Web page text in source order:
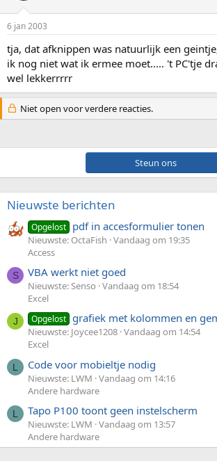
s
t
a
r
t
e
m
6 jan 2003
tja, dat afknippen was natuurlijk een
ik nog niet wat ik ermee moet..... 't PC'tje
wel lekkerrrrr
Niet open voor verdere reacties.
Steun ons
Nieuwste berichten
Opgelost pdf in accesformulier tonen
Nieuwste: OctaFish Vandaag om 19:35
Access
S VBA werkt niet goed
Nieuwste: Senso Vandaag om 18:54
Excel
J Opgelost grafiek met kolommen en
Nieuwste: Joycee1208 Vandaag om 14:54
Excel
L Code voor mobieltje nodig
Nieuwste: LWM Vandaag om 14:16
Andere hardware
L Tapo P100 toont geen instelscherm
Nieuwste: LWM Vandaag om 13:57
Andere hardware